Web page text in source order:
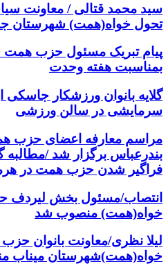
سید محمد قتالی / معاونت
تحول خواه(همت) شهرستان
پیام تبریک مسئول حزب
بمناسبت هفته وحدت
گلایه بانوان ورزشکار جاسکی
سرمایشی در سالن ورزشی
مراسم معارفه اعضای حزب
بندرعباس برگزار شد /
فراگیر شدن حزب همت در
انتصاب/مسئول بخش لیردف
خواه(همت) منصوب شد
لیلا نظری/معاونت بانوان
خواه(همت)شهرستان میناب